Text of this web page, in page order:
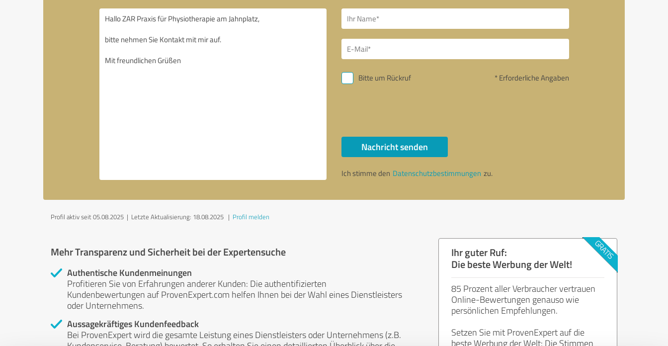
Bitte um Rückruf * Erforderliche Angaben
Nachricht senden
Ich stimme den Datenschutzbestimmungen zu.
Profil aktiv seit 05.08.2025 | Letzte Aktualisierung: 18.08.2025 | Profil melden
Mehr Transparenz und Sicherheit bei der Expertensuche
Authentische Kundenmeinungen
Profitieren Sie von Erfahrungen anderer Kunden: Die authentifizierten
Kundenbewertungen auf ProvenExpert.com helfen Ihnen bei der Wahl eines Dienstleisters
oder Unternehmens.
Aussagekräftiges Kundenfeedback
Bei ProvenExpert wird die gesamte Leistung eines Dienstleisters oder Unternehmens (z.B.
Ihr guter Ruf:
Die beste Werbung der Welt!
85 Prozent aller Verbraucher vertrauen
Online-Bewertungen genauso wie
persönlichen Empfehlungen.
Setzen Sie mit ProvenExpert auf die
beste Werbung der Welt: Die Stimmen